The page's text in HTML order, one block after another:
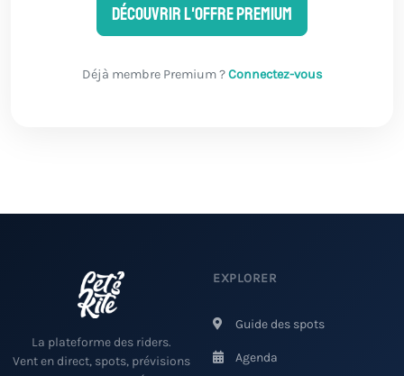
Découvrir l'offre Premium
Déjà membre Premium ?Connectez-vous
La plateforme des riders.
Vent en direct, spots, prévisions
EXPLORER
Guide des spots
Agenda